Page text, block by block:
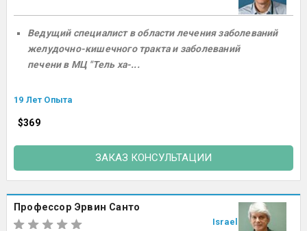
Ведущий специалист в области лечения заболеваний
желудочно-кишечного тракта и заболеваний
печени в МЦ "Тель ха-...
19 Лет Опыта
$369
ЗАКАЗ КОНСУЛЬТАЦИИ
Профессор Эрвин Санто
Israel